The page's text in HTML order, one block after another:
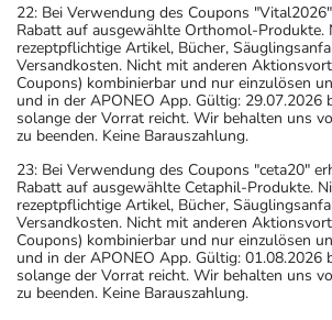
22: Bei Verwendung des Coupons
Rabatt auf ausgewählte Orthomol-Produkte.
rezeptpflichtige Artikel, Bücher,
Versandkosten. Nicht mit anderen
Coupons) kombinierbar und nur einzulösen
und in der APONEO App. Gültig: 29.07.2026
solange der Vorrat reicht. Wir behalten uns
zu beenden. Keine Barauszahlung.
23: Bei Verwendung des Coupons "ceta20"
Rabatt auf ausgewählte Cetaphil-Produkte.
rezeptpflichtige Artikel, Bücher,
Versandkosten. Nicht mit anderen
Coupons) kombinierbar und nur einzulösen
und in der APONEO App. Gültig: 01.08.2026
solange der Vorrat reicht. Wir behalten uns
zu beenden. Keine Barauszahlung.